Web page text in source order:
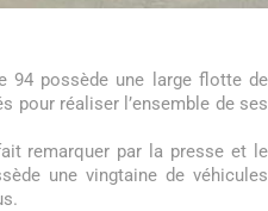
94 possède une large flotte de
pour réaliser l’ensemble de ses
remarquer par la presse et le
une vingtaine de véhicules